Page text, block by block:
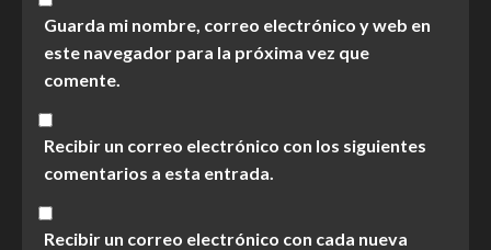
Guarda mi nombre, correo electrónico y web en
este navegador para la próxima vez que
comente.
Recibir un correo electrónico con los siguientes
comentarios a esta entrada.
Recibir un correo electrónico con cada nueva